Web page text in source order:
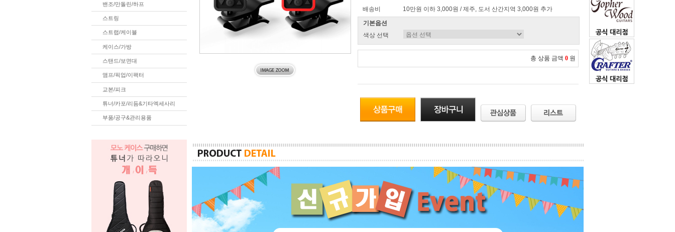
밴조/만돌린/하프
스트링
스트랩/케이블
케이스/가방
스탠드/보면대
앰프/픽업/이팩터
교본/피크
튜너/카포/리듬&기타엑세사리
부품/공구&관리용품
배송비
10만원 이하 3,000원 / 제주, 도서 산간지역 3,000원 추가
기본옵션
색상 선택
총 상품 금액 0 원